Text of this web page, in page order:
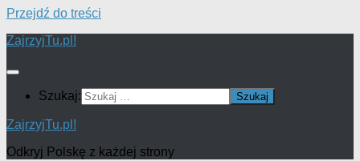
Przejdź do treści
ZajrzyjTu.pl!
Szukaj:
ZajrzyjTu.pl!
Odkryj Polskę z każdej strony